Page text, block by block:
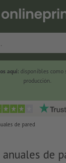
aquí: disponibles como
producción.
de pared
de